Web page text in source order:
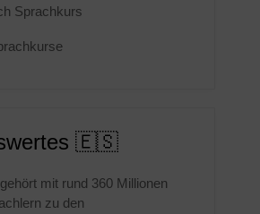
Sprachkurs
🇪🇸
mit rund 360 Millionen
zu den